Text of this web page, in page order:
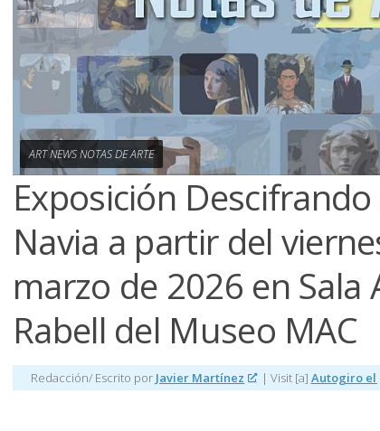
ART NEWS NOTAS DE ARTE
Exposición
Navia a partir del
marzo de 2026 en Sala
Rabell del Museo MAC
Redacción/ Escrito por Javier Martínez | Visit [a] Autogiro el